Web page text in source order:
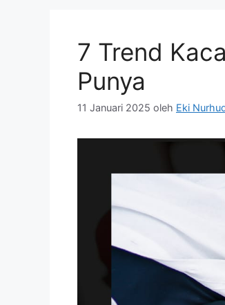
7 Trend
Punya
11 Januari 2025 oleh Eki